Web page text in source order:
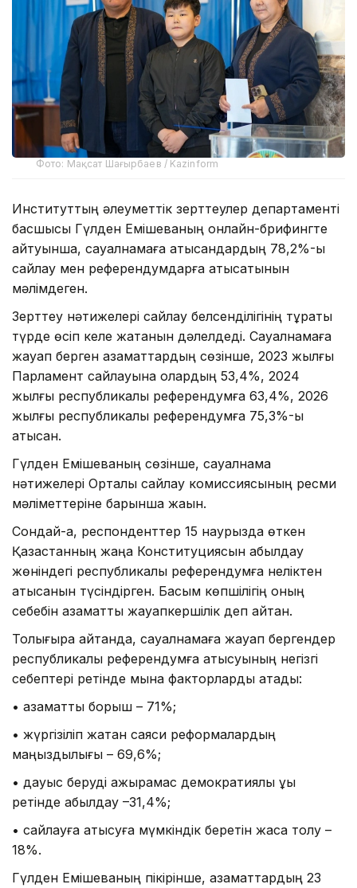
Фото: Мақсат Шағырбаев / Kazinform
Институттың әлеуметтік зерттеулер департаменті
басшысы Гүлден Емішеваның онлайн-брифингте
айтуынша, сауалнамаға қатысқандардың 78,2%-ы
сайлау мен референдумдарға қатысатынын
мәлімдеген.
Зерттеу нәтижелері сайлау белсенділігінің тұрақты
түрде өсіп келе жатқанын дәлелдеді. Сауалнамаға
жауап берген азаматтардың сөзінше, 2023 жылғы
Парламент сайлауына олардың 53,4%, 2024
жылғы республикалық референдумға 63,4%, 2026
жылғы республикалық референдумға 75,3%-ы
қатысқан.
Гүлден Емішеваның сөзінше, сауалнама
нәтижелері Орталық сайлау комиссиясының ресми
мәліметтеріне барынша жақын.
Сондай-ақ, респонденттер 15 наурызда өткен
Қазақстанның жаңа Конституциясын қабылдау
жөніндегі республикалық референдумға неліктен
қатысқанын түсіндірген. Басым көпшілігің оның
себебін азаматтық жауапкершілік деп айтқан.
Толығырақ айтқанда, сауалнамаға жауап бергендер
республикалық референдумға қатысуының негізгі
себептері ретінде мына факторларды атады:
• азаматтық борыш – 71%;
• жүргізіліп жатқан саяси реформалардың
маңыздылығы – 69,6%;
• дауыс беруді ажырамас демократиялық құқық
ретінде қабылдау –31,4%;
• сайлауға қатысуға мүмкіндік беретін жасқа толу –
18%.
Гүлден Емішеваның пікірінше, азаматтардың 23